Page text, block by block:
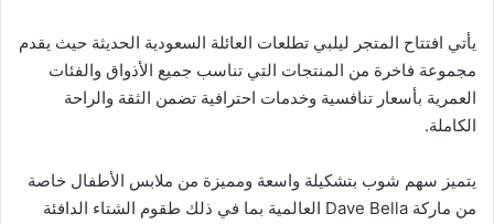
يأتي افتتاح المتجر ليلبي تطلعات العائلة السعودية الحديثة حيث يقدم
مجموعة فاخرة من المنتجات التي تناسب جميع الأذواق والفئات
العمرية بأسعار تنافسية وخدمات احترافية تضمن الثقة والراحة
الكاملة.
يتميز سهم شوب بتشكيلة واسعة ومميزة من ملابس الأطفال خاصة
من ماركة Dave Bella العالمية بما في ذلك طقوم الشتاء الدافئة